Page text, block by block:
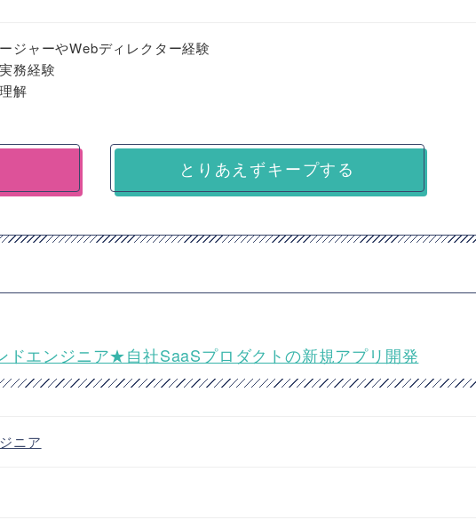
ジャーやWebディレクター経験
務経験
解
とりあえずキープする
ドエンジニア★自社SaaSプロダクトの新規アプリ開発
ニア